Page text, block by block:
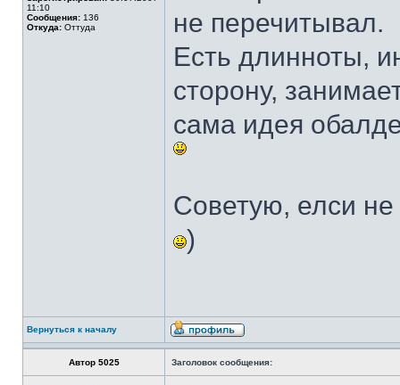
11:10
Сообщения: 136
Откуда: Оттуда
не перечитывал.
Есть длинноты,
сторону,
сама идея
Советую, елси не
)
Вернуться к началу
Автор 5025 Заголовок сообщения: